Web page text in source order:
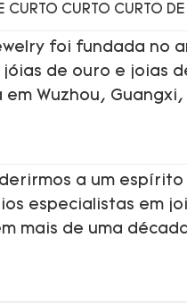
foi fundada no
de ouro e joias
em Wuzhou, Guangxi,
a um
especialistas em
mais de uma